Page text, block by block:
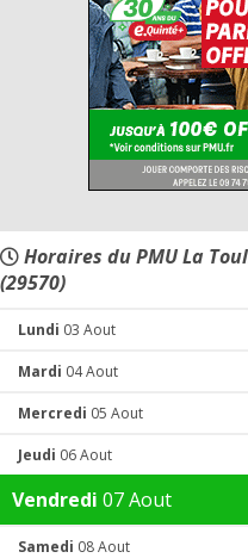
Horaires du PMU La
(29570)
Lundi 03 Aout
Mardi 04 Aout
Mercredi 05 Aout
Jeudi 06 Aout
Vendredi 07 Aout
Samedi 08 Aout